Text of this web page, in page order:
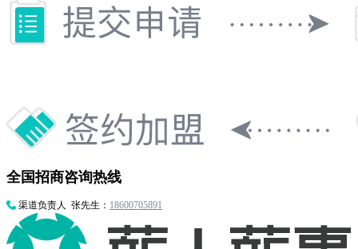
全国招商咨询热线
渠道负责人 张先生： 18600705891